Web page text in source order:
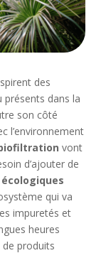
des
présents dans la
son côté
l’environnement
vont
d’ajouter de
qui va
impuretés et
heures
de produits